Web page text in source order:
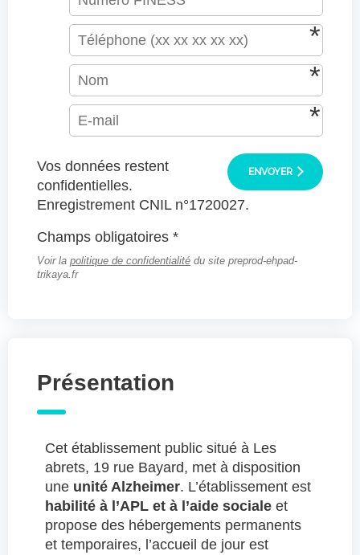
ENVOYER
Vos données restent
confidentielles.
Enregistrement CNIL n°1720027.
Champs obligatoires *
Voir la politique de confidentialité du site preprod-ehpad-
trikaya.fr
Présentation
Cet établissement public situé à Les
abrets, 19 rue Bayard, met à disposition
une unité Alzheimer. L’établissement est
habilité à l’APL et à l’aide sociale et
propose des hébergements permanents
et temporaires, l’accueil de jour est